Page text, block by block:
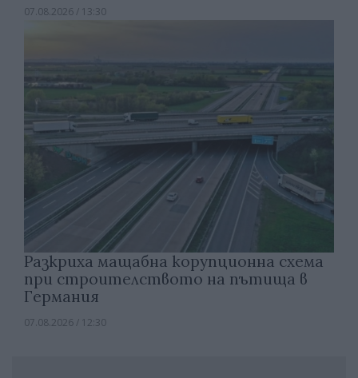
07.08.2026 / 13:30
Разкриха мащабна корупционна схема
при строителството на пътища в
Германия
07.08.2026 / 12:30